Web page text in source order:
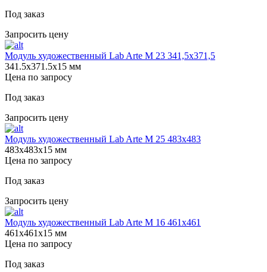
Под заказ
Запросить цену
Модуль художественный Lab Arte М 23 341,5х371,5
341.5х371.5х15 мм
Цена по запросу
Под заказ
Запросить цену
Модуль художественный Lab Arte М 25 483х483
483х483х15 мм
Цена по запросу
Под заказ
Запросить цену
Модуль художественный Lab Arte М 16 461х461
461х461х15 мм
Цена по запросу
Под заказ